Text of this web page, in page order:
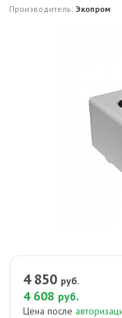
Производитель: Экопром
4 850 руб.
4 608 руб.
Цена после